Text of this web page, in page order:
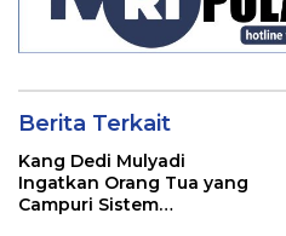
Berita Terkait
Kang Dedi Mulyadi
Ingatkan Orang Tua yang
Campuri Sistem